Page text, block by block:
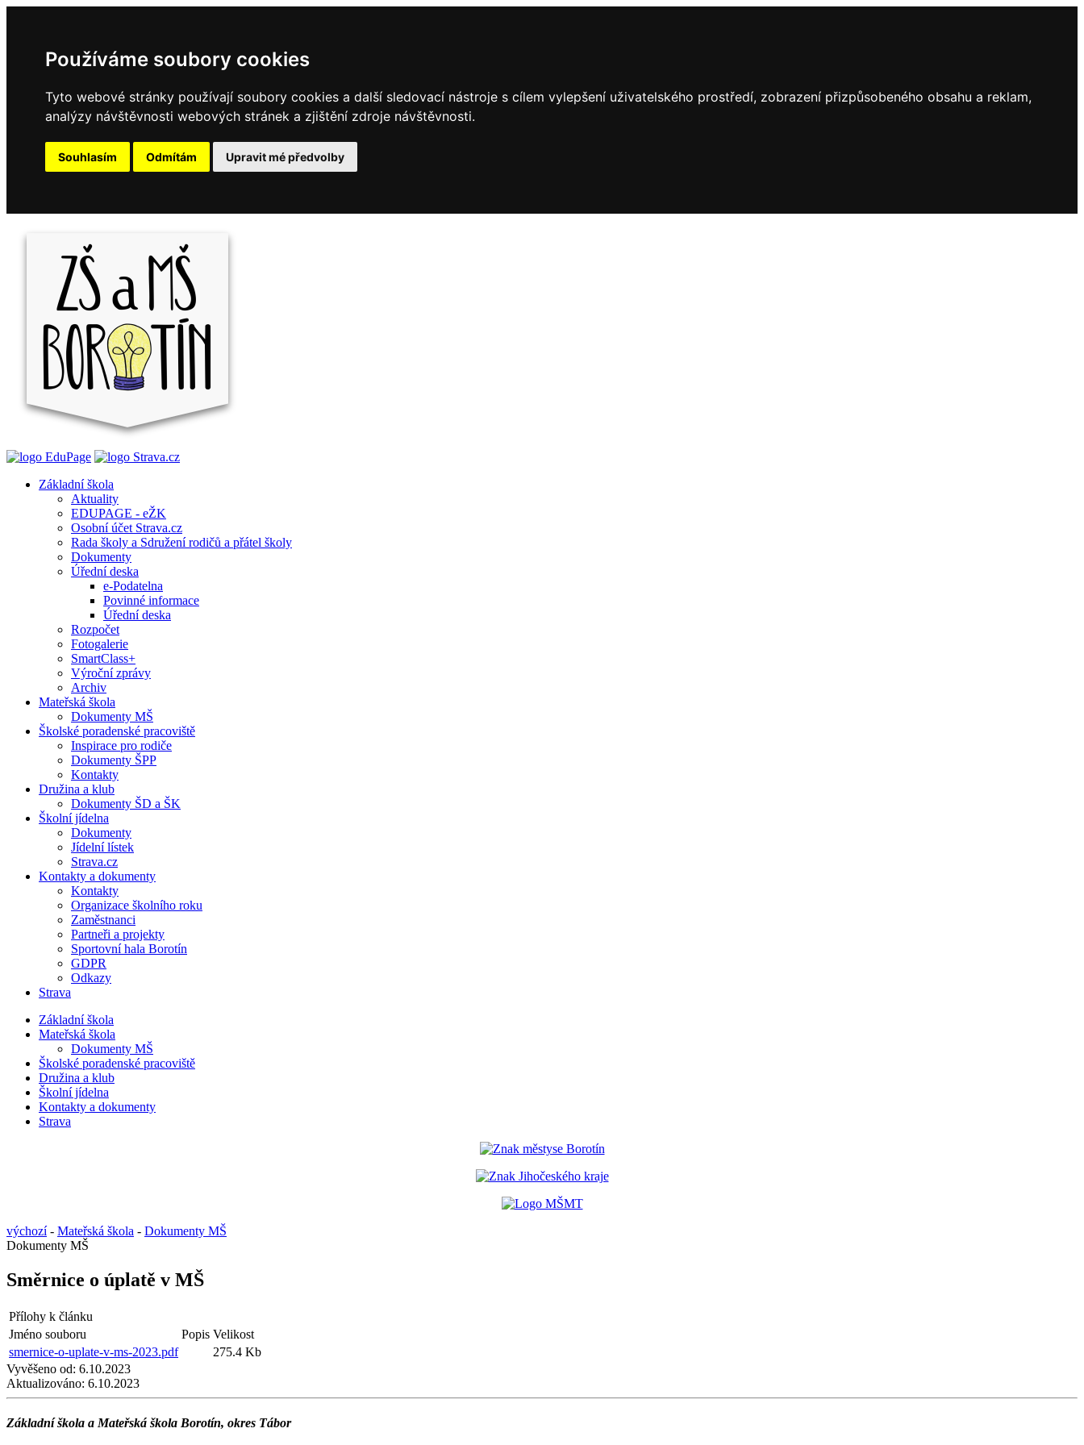
Používáme soubory cookies
Tyto webové stránky používají soubory cookies a další sledovací nástroje s cílem vylepšení uživatelského prostředí, zobrazení přizpůsobeného obsahu a reklam,
analýzy návštěvnosti webových stránek a zjištění zdroje návštěvnosti.
Souhlasím Odmítám Upravit mé předvolby
Základní škola
Aktuality
EDUPAGE - eŽK
Osobní účet Strava.cz
Rada školy a Sdružení rodičů a přátel školy
Dokumenty
Úřední deska
e-Podatelna
Povinné informace
Úřední deska
Rozpočet
Fotogalerie
SmartClass+
Výroční zprávy
Archiv
Mateřská škola
Dokumenty MŠ
Školské poradenské pracoviště
Inspirace pro rodiče
Dokumenty ŠPP
Kontakty
Družina a klub
Dokumenty ŠD a ŠK
Školní jídelna
Dokumenty
Jídelní lístek
Strava.cz
Kontakty a dokumenty
Kontakty
Organizace školního roku
Zaměstnanci
Partneři a projekty
Sportovní hala Borotín
GDPR
Odkazy
Strava
Základní škola
Mateřská škola
Dokumenty MŠ
Školské poradenské pracoviště
Družina a klub
Školní jídelna
Kontakty a dokumenty
Strava
výchozí- Mateřská škola - Dokumenty MŠ
Dokumenty MŠ
Směrnice o úplatě v MŠ
Přílohy k článku
Jméno souboru
Popis Velikost
smernice-o-uplate-v-ms-2023.pdf
275.4 Kb
Vyvěšeno od: 6.10.2023
Aktualizováno: 6.10.2023
Základní škola a Mateřská škola Borotín, okres Tábor